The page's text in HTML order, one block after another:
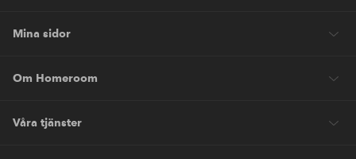
Mina sidor
Om Homeroom
Våra tjänster